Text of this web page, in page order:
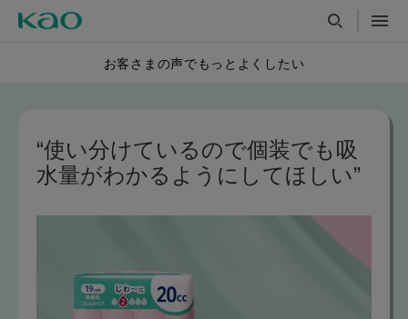
お客さまの声でもっとよくしたい
“使い分けているので個装でも 吸
水量がわかるようにしてほしい”